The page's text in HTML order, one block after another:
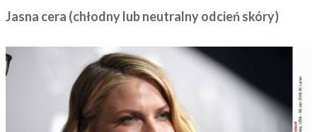
Jasna cera (chłodny lub neutralny odcień skóry)